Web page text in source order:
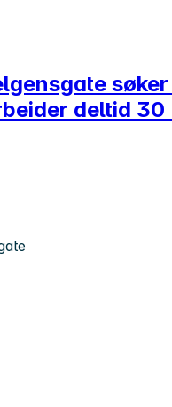
deltid 30